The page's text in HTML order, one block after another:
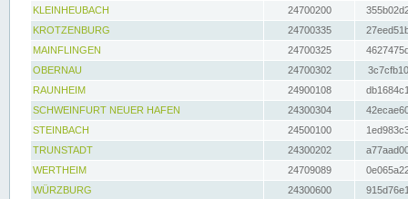
KLEINHEUBACH 24700200
KROTZENBURG
24700335
MAINFLINGEN
24700325
OBERNAU
24700302
RAUNHEIM
24900108
SCHWEINFURT NEUER HAFEN
24300304
STEINBACH
24500100
TRUNSTADT
24300202
WERTHEIM
24709089
WÜRZBURG
24300600